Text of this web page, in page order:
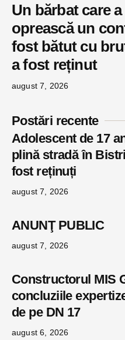
Un bărbat care
oprească un
fost bătut cu
a fost reținut
august 7, 2026
Postări recente
Adolescent de 17
plină stradă în
fost reținuți
august 7, 2026
ANUNŢ
august 7, 2026
Constructorul MIS
concluziile
de pe DN 17
august 6, 2026